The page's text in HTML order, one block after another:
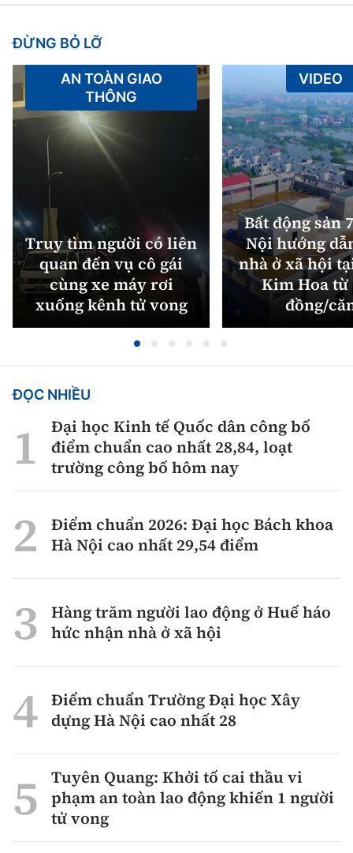
ĐỪNG BỎ LỠ
Truy tìm người có liên
quan đến vụ cô gái
cùng xe máy rơi
xuống kênh tử vong
AN TOÀN GIAO
THÔNG
Bất động sản
Nội hướng
nhà ở xã hội
Kim Hoa từ
đồng/
VIDEO
ĐỌC NHIỀU
Đại học Kinh tế Quốc dân công bố
điểm chuẩn cao nhất 28,84, loạt
trường công bố hôm nay
Điểm chuẩn 2026: Đại học Bách khoa
Hà Nội cao nhất 29,54 điểm
Hàng trăm người lao động ở Huế háo
hức nhận nhà ở xã hội
Điểm chuẩn Trường Đại học Xây
dựng Hà Nội cao nhất 28
Tuyên Quang: Khởi tố cai thầu vi
phạm an toàn lao động khiến 1 người
tử vong